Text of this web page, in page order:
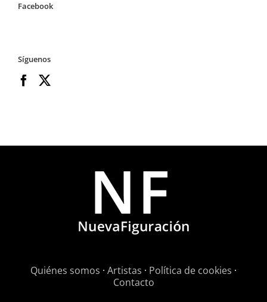
Facebook
Síguenos
Quiénes somos · Artistas · Política de cookies ·
Contacto